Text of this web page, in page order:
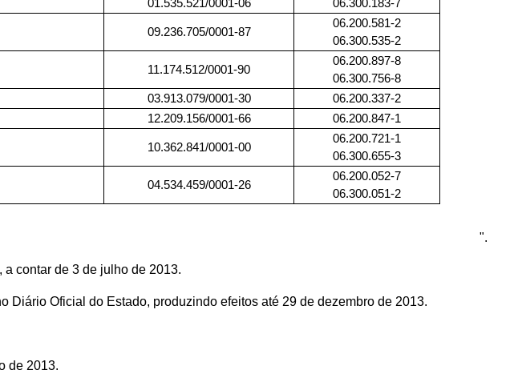
01.535.521/0001-06 06.300.183-7
09.236.705/0001-87
06.200.581-2
06.300.535-2
11.174.512/0001-90
06.200.897-8
06.300.756-8
03.913.079/0001-30
06.200.337-2
12.209.156/0001-66 06.200.847-1
10.362.841/0001-00
06.200.721-1
06.300.655-3
04.534.459/0001-26
06.200.052-7
06.300.051-2
".
contar de 3 de julho de 2013.
Oficial do Estado, produzindo efeitos até 29 de dezembro de 2013.
de 2013.